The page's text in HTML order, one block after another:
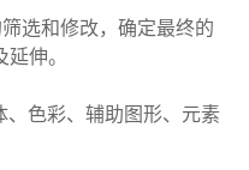
选和修改，确定最终的
伸。
色彩、辅助图形、元素